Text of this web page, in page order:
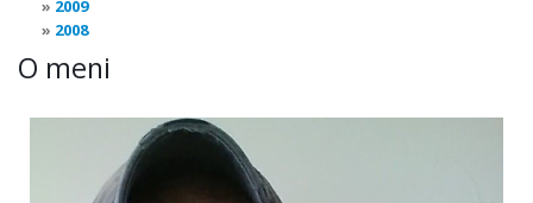
2009
2008
O meni